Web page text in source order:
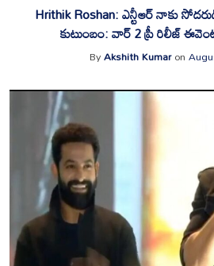
Hrithik Roshan: ఎన్టీఆర్ నాకు
కుటుంబం: వార్ 2 ప్రీ రిలీజ్
ByAkshith Kumaron